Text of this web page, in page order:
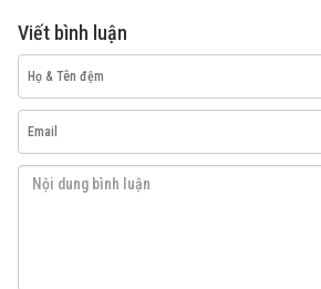
Viết bình luận